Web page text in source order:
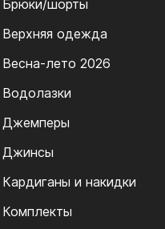
Брюки/шорты
Верхняя одежда
Весна-лето 2026
Водолазки
Джемперы
Джинсы
Кардиганы и накидки
Комплекты